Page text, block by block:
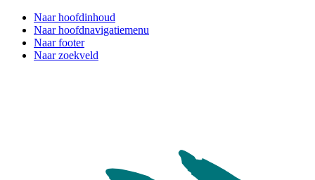
Naar hoofdinhoud
Naar hoofdnavigatiemenu
Naar footer
Naar zoekveld